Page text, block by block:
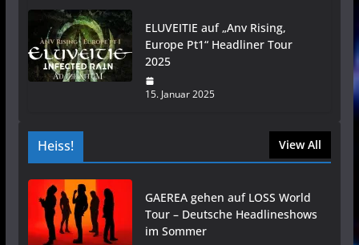
ELUVEITIE auf „Anv Rising,
Europe Pt1“ Headliner Tour
2025
15. Januar 2025
Heiss! View All
GAEREA gehen auf LOSS World
Tour – Deutsche Headlineshows
im Sommer